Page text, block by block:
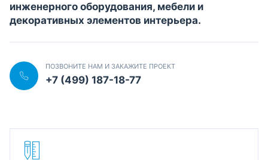
инженерного оборудования, мебели и
декоративных элементов интерьера.
ПОЗВОНИТЕ НАМ И ЗАКАЖИТЕ ПРОЕКТ
+7 (499) 187-18-77